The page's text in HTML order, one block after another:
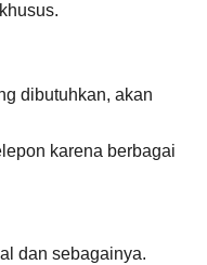
dibutuhkan, akan
karena berbagai
dan sebagainya.